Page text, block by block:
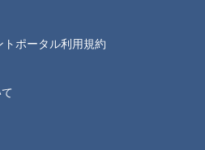
トポータル利用規約